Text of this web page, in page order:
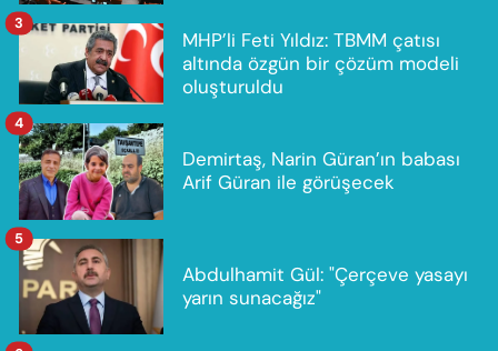
MHP’li Feti Yıldız: TBMM çatısı
altında özgün bir çözüm modeli
oluşturuldu
3
Demirtaş, Narin Güran’ın babası
Arif Güran ile görüşecek
4
Abdulhamit Gül: "Çerçeve yasayı
yarın sunacağız"
5